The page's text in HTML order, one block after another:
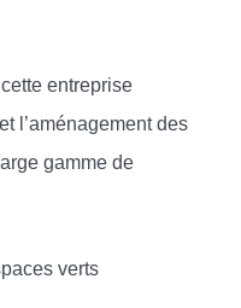
entreprise
l’aménagement des
gamme de
verts